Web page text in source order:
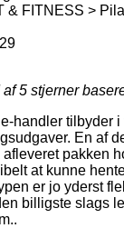
& FITNESS >
af 5 stjerner
handler tilbyder
En af
pakken
at kunne
er jo yderst
billigste slags